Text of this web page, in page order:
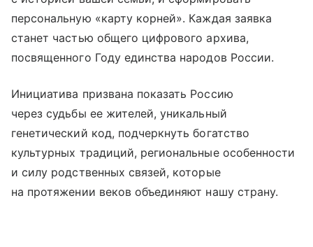
персональную «карту корней». Каждая заявка
станет частью общего цифрового архива,
посвященного Году единства народов России.
Инициатива призвана показать Россию
через судьбы ее жителей, уникальный
генетический код, подчеркнуть богатство
культурных традиций, региональные особенности
и силу родственных связей, которые
на протяжении веков объединяют нашу страну.